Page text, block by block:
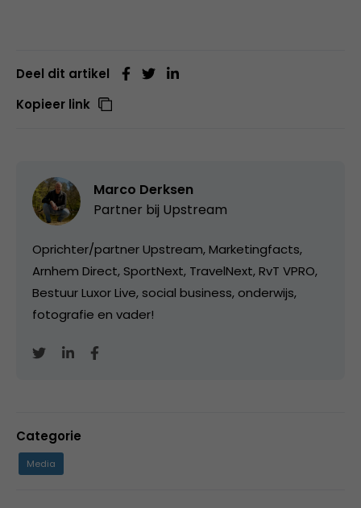
Deel dit artikel
Kopieer link
Marco Derksen
Partner bij Upstream
Oprichter/partner Upstream, Marketingfacts,
Arnhem Direct, SportNext, TravelNext, RvT VPRO,
Bestuur Luxor Live, social business, onderwijs,
fotografie en vader!
Categorie
Media